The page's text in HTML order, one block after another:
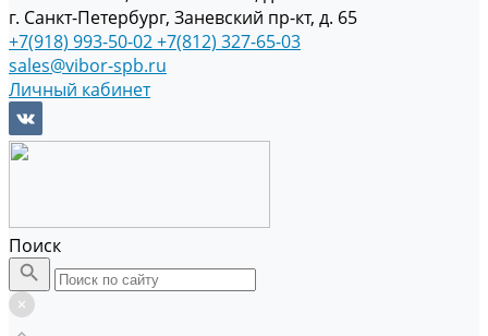
г. Санкт-Петербург, Заневский пр-кт, д. 65
+7(918) 993-50-02+7(812) 327-65-03
sales@vibor-spb.ru
Личный кабинет
Поиск